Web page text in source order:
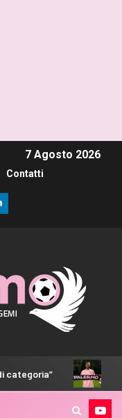
7 Agosto 2026
Contatti
Hernani: “Non